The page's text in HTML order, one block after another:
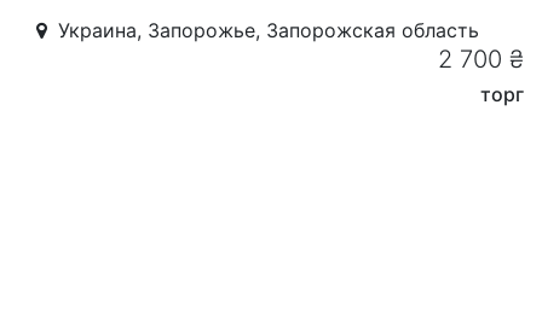
Украина, Запорожье, Запорожская область
2 700 ₴
торг